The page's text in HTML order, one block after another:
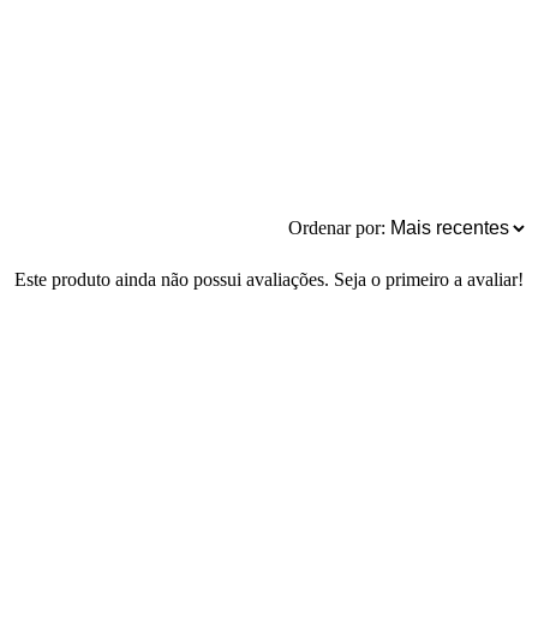
Ordenar por:
Este produto ainda não possui avaliações. Seja o primeiro a avaliar!